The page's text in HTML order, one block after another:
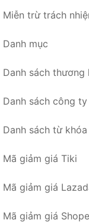
Miễn trừ trách
Danh mục
Danh sách thương
Danh sách công ty
Danh sách từ khóa
Mã giảm giá Tiki
Mã giảm giá
Mã giảm giá